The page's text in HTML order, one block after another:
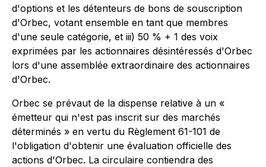
d'options et les détenteurs de bons de souscription
d'Orbec, votant ensemble en tant que membres
d'une seule catégorie, et iii) 50 % + 1 des voix
exprimées par les actionnaires désintéressés d'Orbec
lors d'une assemblée extraordinaire des actionnaires
d'Orbec.
Orbec se prévaut de la dispense relative à un «
émetteur qui n'est pas inscrit sur des marchés
déterminés » en vertu du Règlement 61-101 de
l'obligation d'obtenir une évaluation officielle des
actions d'Orbec. La circulaire contiendra des